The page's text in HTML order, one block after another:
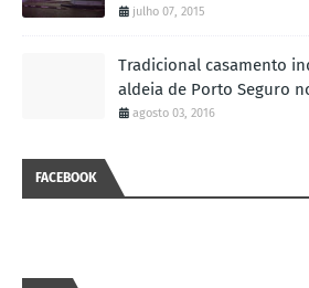
julho 07, 2015
Tradicional casamento
aldeia de Porto Seguro
agosto 03, 2016
FACEBOOK